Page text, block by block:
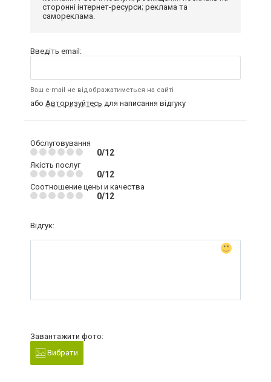
сторонні інтернет-ресурси; реклама та
самореклама.
Введіть email:
Ваш e-mail не відображатиметься на сайті
або Авторизуйтесь для написання відгуку
Обслуговування
0/12
Якість послуг
0/12
Соотношение цены и качества
0/12
Відгук:
Завантажити фото:
Вибрати